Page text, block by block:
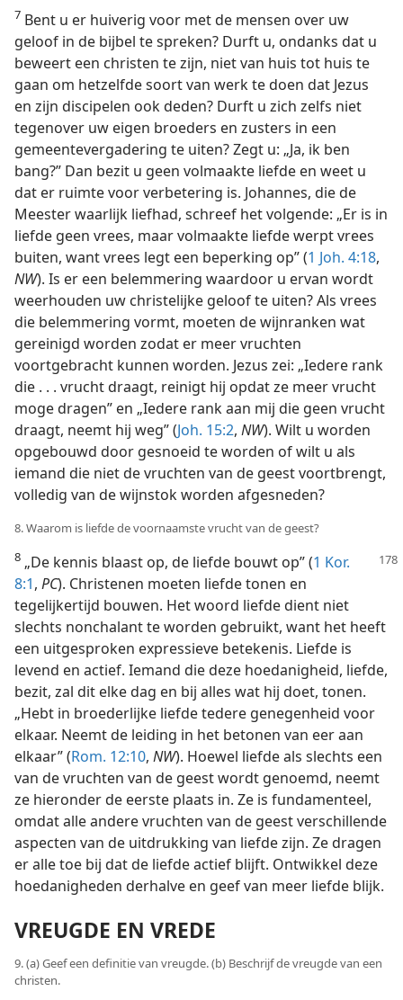
7 Bent u er huiverig voor met de mensen over uw
geloof in de bijbel te spreken? Durft u, ondanks dat u
beweert een christen te zijn, niet van huis tot huis te
gaan om hetzelfde soort van werk te doen dat Jezus
en zijn discipelen ook deden? Durft u zich zelfs niet
tegenover uw eigen broeders en zusters in een
gemeentevergadering te uiten? Zegt u: „Ja, ik ben
bang?” Dan bezit u geen volmaakte liefde en weet u
dat er ruimte voor verbetering is. Johannes, die de
Meester waarlijk liefhad, schreef het volgende: „Er is in
liefde geen vrees, maar volmaakte liefde werpt vrees
buiten, want vrees legt een beperking op” (1 Joh. 4:18,
NW). Is er een belemmering waardoor u ervan wordt
weerhouden uw christelijke geloof te uiten? Als vrees
die belemmering vormt, moeten de wijnranken wat
gereinigd worden zodat er meer vruchten
voortgebracht kunnen worden. Jezus zei: „Iedere rank
die . . . vrucht draagt, reinigt hij opdat ze meer vrucht
moge dragen” en „Iedere rank aan mij die geen vrucht
draagt, neemt hij weg” (Joh. 15:2, NW). Wilt u worden
opgebouwd door gesnoeid te worden of wilt u als
iemand die niet de vruchten van de geest voortbrengt,
volledig van de wijnstok worden afgesneden?
8. Waarom is liefde de voornaamste vrucht van de geest?
8 „De kennis blaast op, de liefde bouwt op” (1 Kor.
8:1, PC). Christenen moeten liefde tonen en
tegelijkertijd bouwen. Het woord liefde dient niet
slechts nonchalant te worden gebruikt, want het heeft
een uitgesproken expressieve betekenis. Liefde is
levend en actief. Iemand die deze hoedanigheid, liefde,
bezit, zal dit elke dag en bij alles wat hij doet, tonen.
„Hebt in broederlijke liefde tedere genegenheid voor
elkaar. Neemt de leiding in het betonen van eer aan
elkaar” (Rom. 12:10, NW). Hoewel liefde als slechts een
van de vruchten van de geest wordt genoemd, neemt
ze hieronder de eerste plaats in. Ze is fundamenteel,
omdat alle andere vruchten van de geest verschillende
aspecten van de uitdrukking van liefde zijn. Ze dragen
er alle toe bij dat de liefde actief blijft. Ontwikkel deze
hoedanigheden derhalve en geef van meer liefde blijk.
VREUGDE EN VREDE
9. (a) Geef een definitie van vreugde. (b) Beschrijf de vreugde van een
christen.